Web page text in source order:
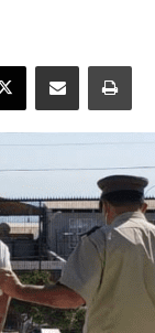
X Enviar vía email